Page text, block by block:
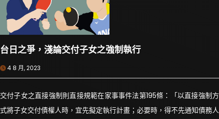
台日之爭，淺論交付子女之強制執行
4 8 月, 2023
交付子女之直接強制則直接規範在家事事件法第195條：「以直接強制方
式將子女交付債權人時，宜先擬定執行計畫；必要時，得不先通知債務人